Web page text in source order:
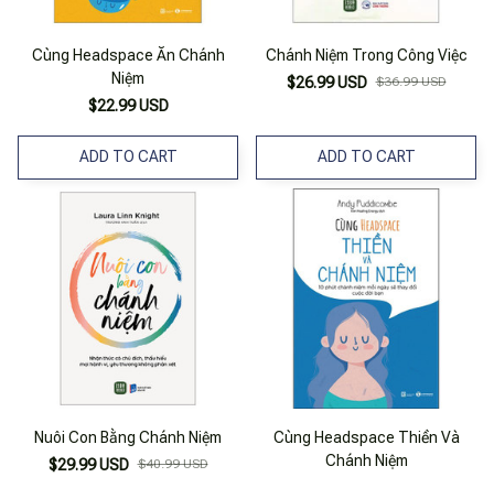
Cùng Headspace Ăn Chánh
Niệm
$22.99 USD
ADD TO CART
Chánh Niệm Trong Công Việc
$26.99 USD $36.99 USD
ADD TO CART
Nuôi Con Bằng Chánh Niệm
$29.99 USD $40.99 USD
Cùng Headspace Thiền Và
Chánh Niệm